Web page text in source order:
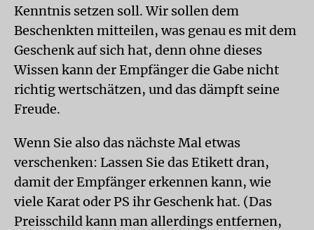
Kenntnis setzen soll. Wir sollen dem
Beschenkten mitteilen, was genau es mit dem
Geschenk auf sich hat, denn ohne dieses
Wissen kann der Empfänger die Gabe nicht
richtig wertschätzen, und das dämpft seine
Freude.
Wenn Sie also das nächste Mal etwas
verschenken: Lassen Sie das Etikett dran,
damit der Empfänger erkennen kann, wie
viele Karat oder PS ihr Geschenk hat. (Das
Preisschild kann man allerdings entfernen,